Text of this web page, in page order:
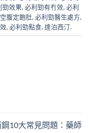
勁效果 必利勁有冇效, 必利
腹定飽肚 必利勁醫生處方
必利勁點食 達泊西汀
鋼10大常見問題：藥師